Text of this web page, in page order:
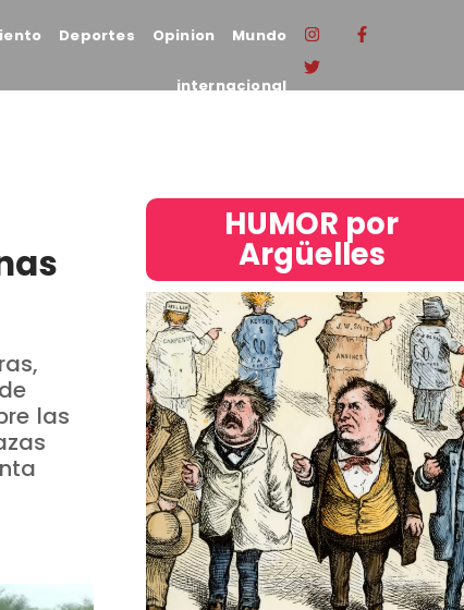
Deportes Opinion Mundo
internacional
las
HUMOR por
Argüelles​